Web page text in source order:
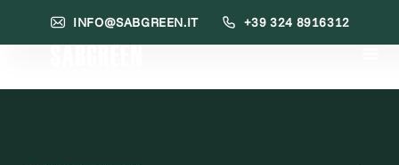
INFO@SABGREEN.IT +39 324 8916312